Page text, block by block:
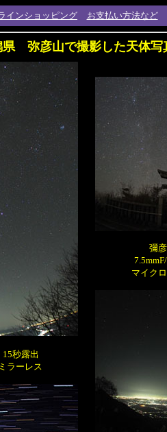
インショッピング お支払い方法など
県 弥彦山で撮影した天体
秒露出
ラーレス
彌
マイク